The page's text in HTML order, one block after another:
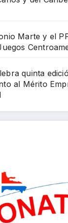
Marte y el
quinta
al Mérito